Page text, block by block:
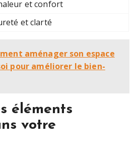
et confort
et clarté
aménager son espace
pour améliorer le bien-
éléments
votre